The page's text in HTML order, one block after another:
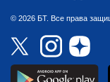
© 2026 БТ. Все права